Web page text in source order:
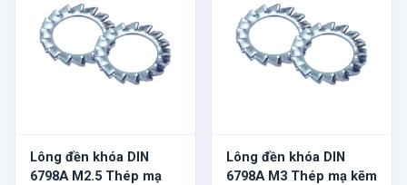
Lông đền khóa DIN
6798A M2.5 Thép mạ
Lông đền khóa DIN
6798A M3 Thép mạ kẽm